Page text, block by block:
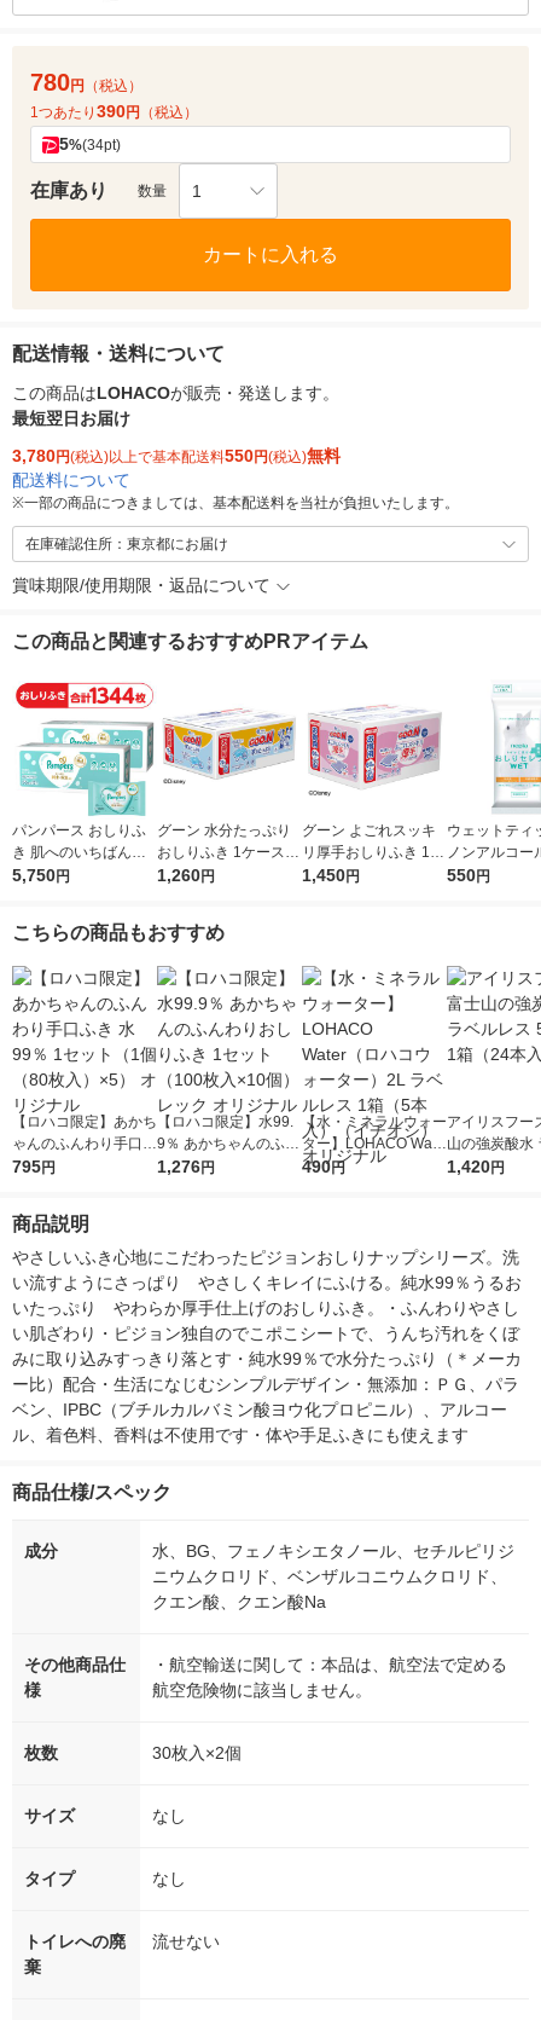
780円
（税込）
1つあたり 390円 （税込）
5%(34pt)
在庫あり 数量 1
カートに入れる
配送情報・送料について
この商品はLOHACOが販売・発送します。
最短翌日お届け
3,780円(税込)以上で基本配送料550円(税込)無料
配送料について
※一部の商品につきましては、基本配送料を当社が負担いたします。
在庫確認住所：東京都にお届け
賞味期限/使用期限・返品について
この商品と関連するおすすめPRアイテム
パンパース おしりふ
き 肌へのいちばん（5
6枚×12個）2ケース P
5,750円
グーン 水分たっぷり
おしりふき 1ケース
（70枚入×12パック）
1,260円
グーン よごれスッキ
リ厚手おしりふき 1ケ
ース（60枚×12パック
1,450円
ウェットティ
ノンアルコー
ア おしりセレ
550円
こちらの商品もおすすめ
【ロハコ限定】あかち
ゃんのふんわり手口ふ
き 水99％ 1セット（1
795円
【ロハコ限定】水99.
9％ あかちゃんのふん
わりおしりふき 1セッ
1,276円
【水・ミネラルウォー
ター】LOHACO Wate
r（ロハコウォータ
490円
アイリスフー
山の強炭酸水
レス 500ml 1
1,420円
商品説明
やさしいふき心地にこだわったピジョンおしりナップシリーズ。洗
い流すようにさっぱり　やさしくキレイにふける。純水99％うるお
いたっぷり　やわらか厚手仕上げのおしりふき。・ふんわりやさし
い肌ざわり・ピジョン独自のでこポこシートで、うんち汚れをくぼ
みに取り込みすっきり落とす・純水99％で水分たっぷり（＊メーカ
ー比）配合・生活になじむシンプルデザイン・無添加：ＰＧ、パラ
ベン、IPBC（ブチルカルバミン酸ヨウ化プロピニル）、アルコー
ル、着色料、香料は不使用です・体や手足ふきにも使えます
商品仕様/スペック
成分
水、BG、フェノキシエタノール、セチルピリジ
ニウムクロリド、ベンザルコニウムクロリド、
クエン酸、クエン酸Na
その他商品仕
様
・航空輸送に関して：本品は、航空法で定める
航空危険物に該当しません。
枚数 30枚入×2個
サイズ なし
タイプ なし
トイレへの廃
棄
流せない